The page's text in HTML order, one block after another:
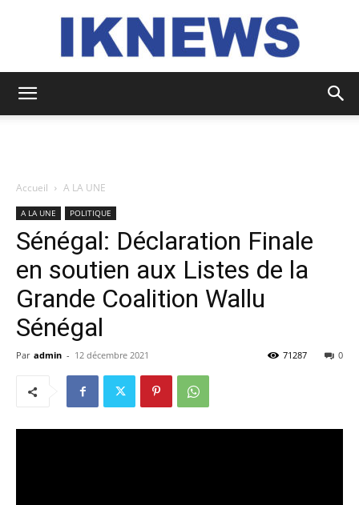
Accueil A LA UNE
A LA UNE POLITIQUE
Sénégal: Déclaration Finale
en soutien aux Listes de la
Grande Coalition Wallu
Sénégal
Par admin - 12 décembre 2021 0
71287